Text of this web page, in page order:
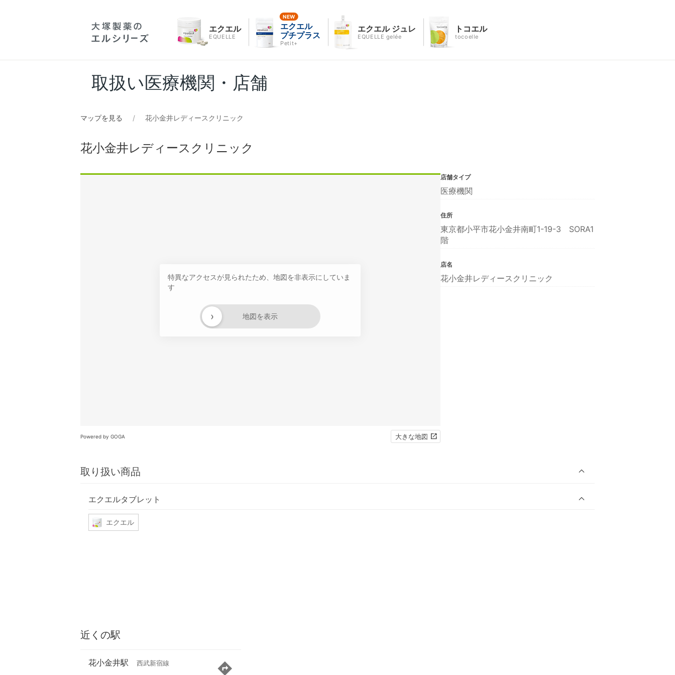
エクエル
EQUELLE
エクエル
プチプラス
Petit+
エクエル ジュレ
EQUELLE gelée
トコエル
tocoelle
取扱い医療機関・店舗
マップを見る 花小金井レディースクリニック
花小金井レディースクリニック
特異なアクセスが見られたため、地図を非表示にしていま
す
地図を表示
›
Powered by GOGA 大きな地図
取り扱い商品
エクエルタブレット
エクエル
店舗タイプ
医療機関
住所
東京都小平市花小金井南町1-19-3 SORA1
階
店名
花小金井レディースクリニック
近くの駅
花小金井駅 西武新宿線